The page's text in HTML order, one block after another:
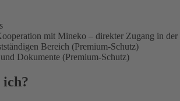
mit Mineko – direkter Zugang in der
Bereich (Premium-Schutz)
Dokumente (Premium-Schutz)
ich?